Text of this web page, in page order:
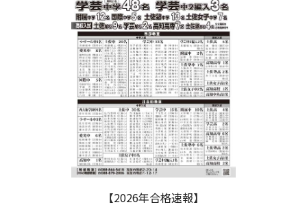
【2026年合格速報】